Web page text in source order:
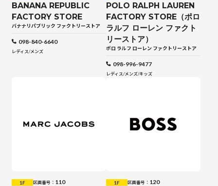
BANANA REPUBLIC
FACTORY STORE
バナナリパブリック ファクトリーストア
098-840-6640
レディス/メンズ
POLO RALPH LAUREN
FACTORY STORE（ポロ
ラルフ ローレン ファクト
リーストア）
ポロ ラルフ ローレン ファクトリーストア
098-996-9477
レディス/メンズ/キッズ
1F 区画番号： 110 1F 区画番号： 120